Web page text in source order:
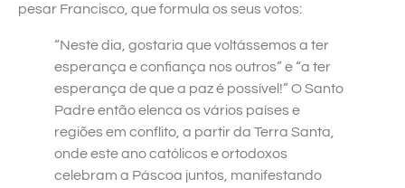
pesar Francisco, que formula os seus votos:
“Neste dia, gostaria que voltássemos a ter
esperança e confiança nos outros” e “a ter
esperança de que a paz é possível!” O Santo
Padre então elenca os vários países e
regiões em conflito, a partir da Terra Santa,
onde este ano católicos e ortodoxos
celebram a Páscoa juntos, manifestando